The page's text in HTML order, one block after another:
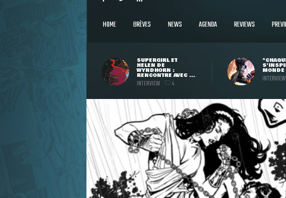
HOME BRÈVES NEWS AGENDA REVIEWS
SUPERGIRL ET
HELEN DE
WYNDHORN :
RENCONTRE AVEC ...
INTERVIEW 4 INTERVIEW